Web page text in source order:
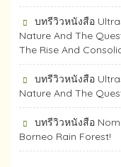
บทรีวิวหนังสือ
Nature And The
The Rise And
บทรีวิวหนังสือ
Nature And The
บทรีวิวหนังสือ
Borneo Rain Forest!